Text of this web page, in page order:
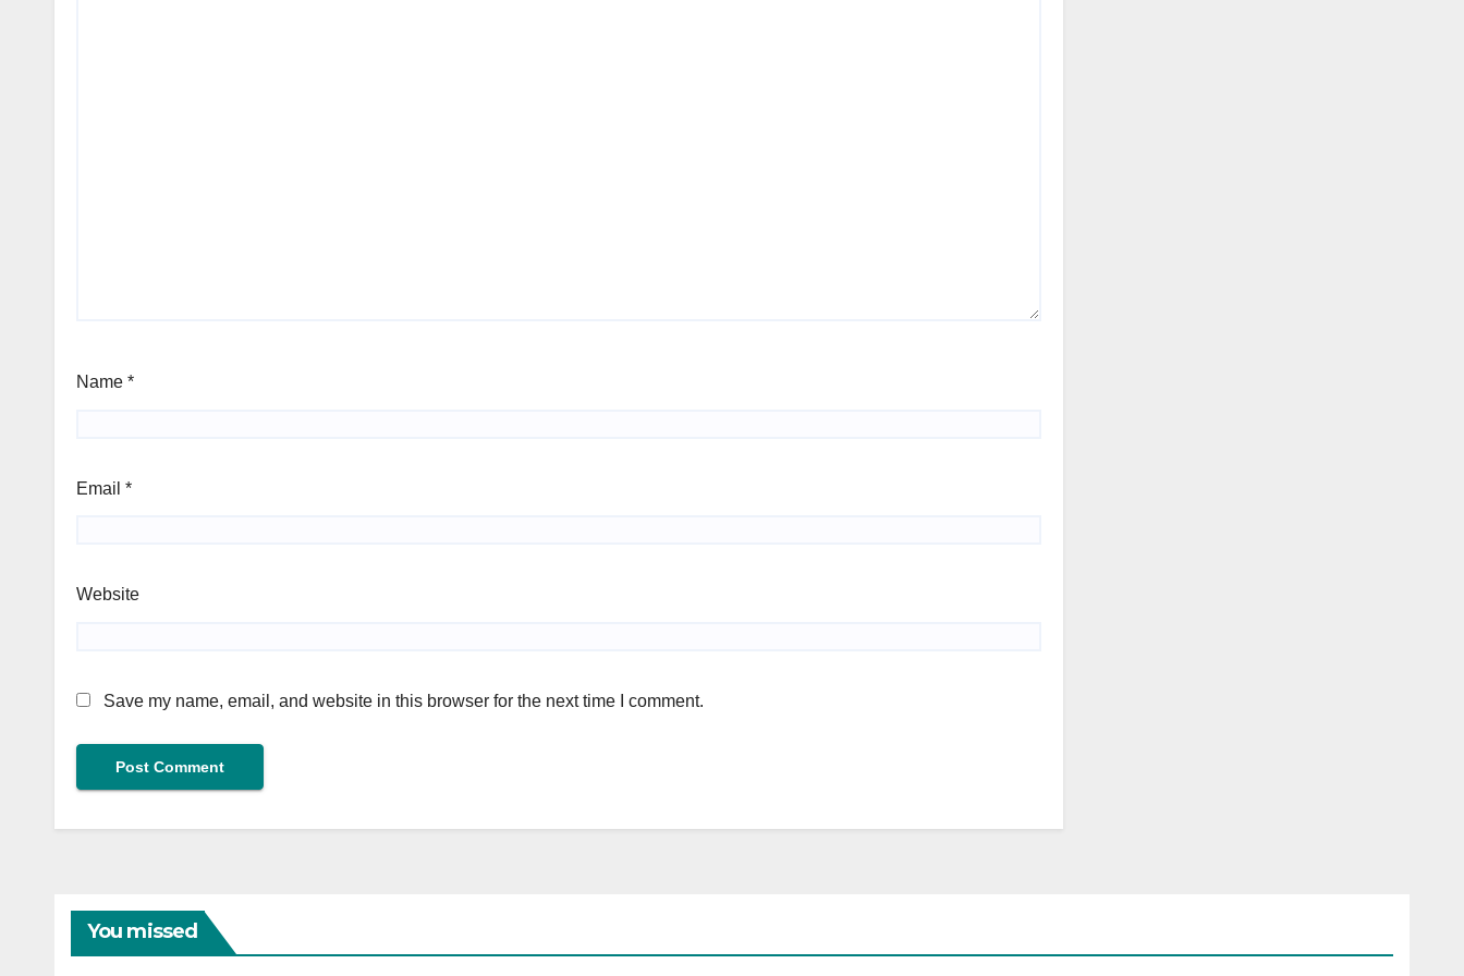
Name *
Email *
Website
Save my name, email, and website in this browser for the next time I comment.
You missed